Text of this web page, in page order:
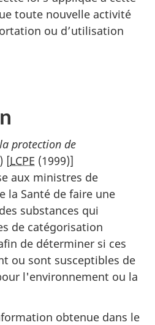
toute nouvelle activité
ou d’utilisation
protection de
[LCPE (1999)]
aux ministres de
la Santé de faire une
substances qui
de catégorisation
de déterminer si ces
ou sont susceptibles de
l'environnement ou la
obtenue dans le